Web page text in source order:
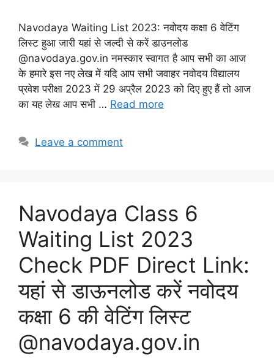
Navodaya Waiting List 2023: नवोदय कक्षा 6 वेटिंग
लिस्ट हुआ जारी यहां से जल्दी से करें डाउनलोड
@navodaya.gov.in नमस्कार स्वागत है आप सभी का आज
के हमारे इस नए लेख में यदि आप सभी जवाहर नवोदय विद्यालय
प्रवेश परीक्षा 2023 में 29 अप्रैल 2023 को दिए हुए हैं तो आज
का यह लेख आप सभी … Read more
Leave a comment
Navodaya Class 6
Waiting List 2023
Check PDF Direct Link:
यहां से डाऊनलोड करें नवोदय
कक्षा 6 की वेटिंग लिस्ट
@navodaya.gov.in